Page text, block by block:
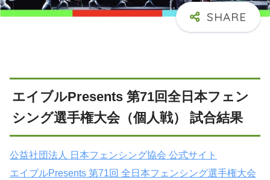
エイブルPresents 第71回全日本フェン
シング選手権大会（個人戦） 試合結果
公益社団法人 日本フェンシング協会 公式サイト
エイブルPresents 第71回 全日本フェンシング選手権大会